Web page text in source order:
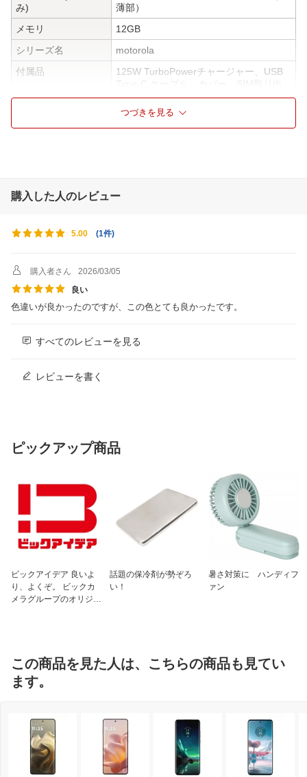
み)
薄部）
メモリ
12GB
シリーズ名
motorola
付属品
125W TurboPowerチャージャー、USB
しピン、ガイド類、LG（法令/安全/規
制）
CPU
MediaTek Dimensity 8350 (3.35GHz x 1
Bluetooth
5.4
周波数帯
W-CDMA：B1/B2/B4/B5/B8
ディスプレイ
OLED、20:9、リフレッシュレート 120
Hz
センサ
加速度計、近接センサー、環境照度セン
サー、ジャイロセンサー、eコンパス
rectional PDAF、Sony LYTIA 700Cセン
サー｜約5000万画素 超広角(120°)+マク
学望遠 OIS (f/2.0)｜LEDフラッシュ｜3-i
n-1センサー（露出、オートホワイトバ
ランス、フリッカー）
約5000万画素 (f/2.0)
ストレージ
256GB
生体認証機能
指紋認証+顔認証
重量
約184g
防水
有
SIMカードタイプ
つづきを見る
購入した人のレビュー
5.00 (1件)
購入者さん
2026/03/05
良い
色違いが良かったのですが、この色とても良かったです。
すべてのレビューを見る
レビューを書く
ピックアップ商品
ビックアイデア 良いよ
り、よくぞ。 ビックカ
メラグループのオリジナ
話題の保冷剤が勢ぞろ
い！
暑さ対策に ハンディフ
ァン
この商品を見た人は、こちらの商品も見てい
ます。